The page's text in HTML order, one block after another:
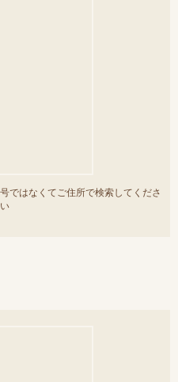
ではなくてご住所で検索してくださ
い